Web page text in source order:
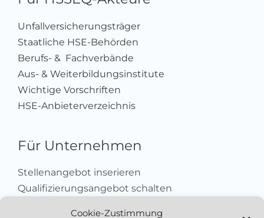
Cookie-Zustimmung
Unfallversicherungsträger
Staatliche HSE-Behörden
Berufs- & Fachverbände
Aus- & Weiterbildungsinstitute
Wichtige Vorschriften
HSE-Anbieterverzeichnis
Für Unternehmen
Stellenangebot inserieren
Qualifizierungsangebot schalten